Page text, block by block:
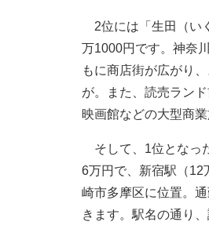
2位には「生田（い
万1000円です。神奈
もに商店街が広がり
が。また、読売ラン
映画館などの大型商
そして、1位となっ
6万円で、新宿駅（12
崎市多摩区に位置。
きます。駅名の通り